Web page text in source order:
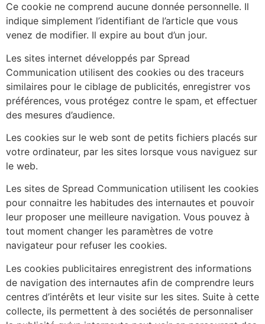
Ce cookie ne comprend aucune donnée personnelle. Il
indique simplement l’identifiant de l’article que vous
venez de modifier. Il expire au bout d’un jour.
Les sites internet développés par Spread
Communication utilisent des cookies ou des traceurs
similaires pour le ciblage de publicités, enregistrer vos
préférences, vous protégez contre le spam, et effectuer
des mesures d’audience.
Les cookies sur le web sont de petits fichiers placés sur
votre ordinateur, par les sites lorsque vous naviguez sur
le web.
Les sites de Spread Communication utilisent les cookies
pour connaitre les habitudes des internautes et pouvoir
leur proposer une meilleure navigation. Vous pouvez à
tout moment changer les paramètres de votre
navigateur pour refuser les cookies.
Les cookies publicitaires enregistrent des informations
de navigation des internautes afin de comprendre leurs
centres d’intérêts et leur visite sur les sites. Suite à cette
collecte, ils permettent à des sociétés de personnaliser